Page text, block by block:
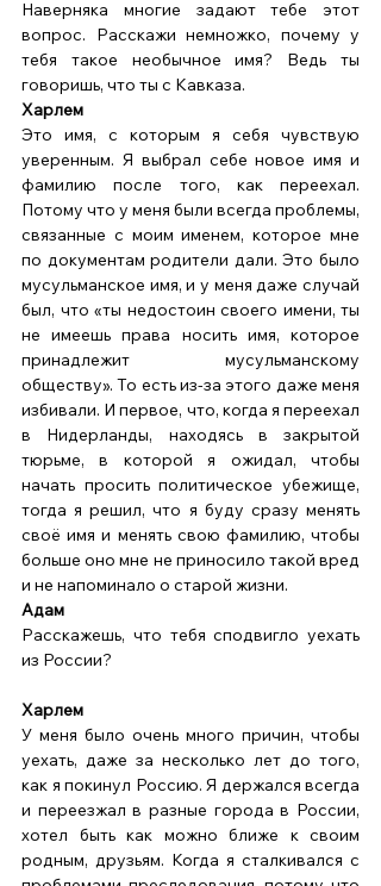
Наверняка многие задают тебе этот
вопрос. Расскажи немножко, почему у
тебя такое необычное имя? Ведь ты
говоришь, что ты с Кавказа.
Харлем
Это имя, с которым я себя чувствую
уверенным. Я выбрал себе новое имя и
фамилию после того, как переехал.
Потому что у меня были всегда проблемы,
связанные с моим именем, которое мне
по документам родители дали. Это было
мусульманское имя, и у меня даже случай
был, что «ты недостоин своего имени, ты
не имеешь права носить имя, которое
принадлежит мусульманскому
обществу». То есть из-за этого даже меня
избивали. И первое, что, когда я переехал
в Нидерланды, находясь в закрытой
тюрьме, в которой я ожидал, чтобы
начать просить политическое убежище,
тогда я решил, что я буду сразу менять
своё имя и менять свою фамилию, чтобы
больше оно мне не приносило такой вред
и не напоминало о старой жизни.
Адам
Расскажешь, что тебя сподвигло уехать
из России?
Харлем
У меня было очень много причин, чтобы
уехать, даже за несколько лет до того,
как я покинул Россию. Я держался всегда
и переезжал в разные города в России,
хотел быть как можно ближе к своим
родным, друзьям. Когда я сталкивался с